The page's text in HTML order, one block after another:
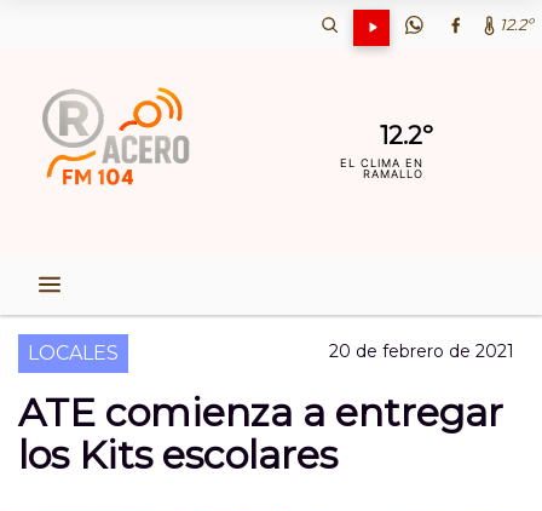
12.2º
12.2º
EL CLIMA EN
RAMALLO
LOCALES 20 de febrero de 2021
ATE comienza a entregar
los Kits escolares